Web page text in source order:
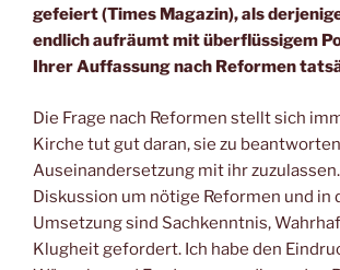
gefeiert (Times Magazin), als
endlich aufräumt mit überflüssigem
Ihrer Auffassung nach Reformen
Die Frage nach Reformen stellt sich
Kirche tut gut daran, sie zu
Auseinandersetzung mit ihr
Diskussion um nötige Reformen und in
Umsetzung sind Sachkenntnis,
Klugheit gefordert. Ich habe den